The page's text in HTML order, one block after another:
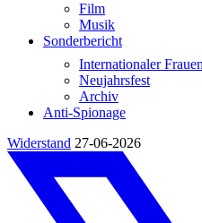
Film
Musik
Sonderbericht
Internationaler
Neujahrsfest
Archiv
Anti-Spionage
Widerstand 27-06-2026